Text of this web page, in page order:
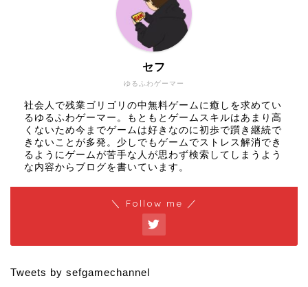
ゆるふわゲーマー
セフ
社会人で残業ゴリゴリの中無料ゲームに癒しを求めてい
るゆるふわゲーマー。もともとゲームスキルはあまり高
くないため今までゲームは好きなのに初歩で躓き継続で
きないことが多発。少しでもゲームでストレス解消でき
るようにゲームが苦手な人が思わず検索してしまうよう
な内容からブログを書いています。
＼ Follow me ／
Tweets by sefgamechannel